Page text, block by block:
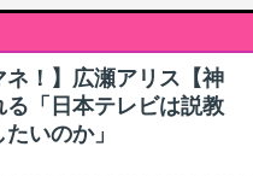
ネ！】広瀬アリス【神
「日本テレビは説教
いのか」